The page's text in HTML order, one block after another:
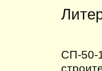
СП-50-